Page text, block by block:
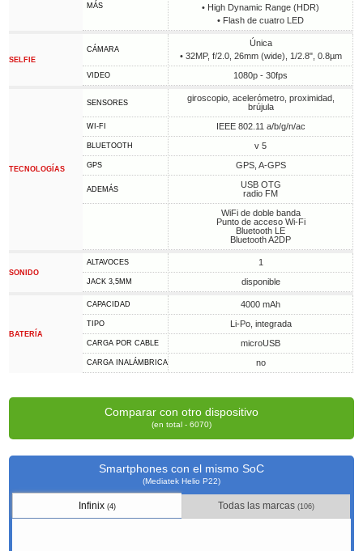
MÁS
• High Dynamic Range (HDR)
• Flash de cuatro LED
SELFIE
CÁMARA
Única
• 32MP, f/2.0, 26mm (wide), 1/2.8", 0.8µm
VIDEO 1080p - 30fps
TECNOLOGÍAS
SENSORES
giroscopio, acelerómetro, proximidad,
brújula
WI-FI IEEE 802.11 a/b/g/n/ac
BLUETOOTH v 5
GPS GPS, A-GPS
ADEMÁS
USB OTG
radio FM
WiFi de doble banda
Punto de acceso Wi-Fi
Bluetooth LE
Bluetooth A2DP
SONIDO
ALTAVOCES 1
JACK 3,5MM disponible
BATERÍA
CAPACIDAD 4000 mAh
TIPO Li-Po, integrada
CARGA POR CABLE microUSB
CARGA INALÁMBRICA no
Comparar con otro dispositivo
(en total - 6070)
Smartphones con el mismo SoC
(Mediatek Helio P22)
Infinix(4) Todas las marcas(106)